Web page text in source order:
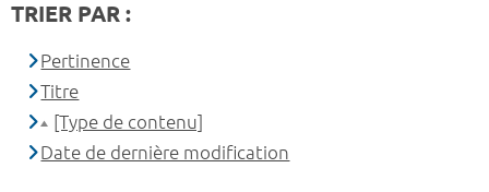
TRIER PAR :
Pertinence
Titre
[Type de contenu]
Date de dernière modification